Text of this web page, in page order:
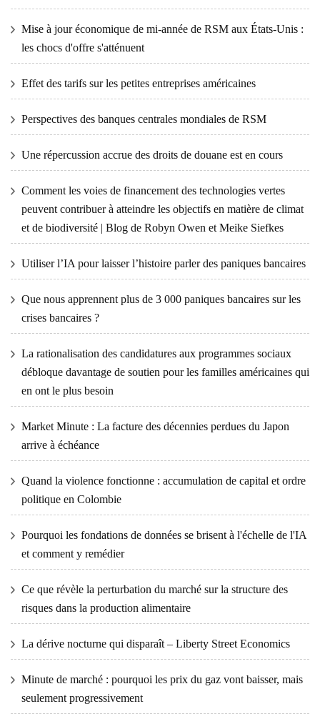
Mise à jour économique de mi-année de RSM aux États-Unis :
les chocs d'offre s'atténuent
Effet des tarifs sur les petites entreprises américaines
Perspectives des banques centrales mondiales de RSM
Une répercussion accrue des droits de douane est en cours
Comment les voies de financement des technologies vertes
peuvent contribuer à atteindre les objectifs en matière de climat
et de biodiversité | Blog de Robyn Owen et Meike Siefkes
Utiliser l’IA pour laisser l’histoire parler des paniques bancaires
Que nous apprennent plus de 3 000 paniques bancaires sur les
crises bancaires ?
La rationalisation des candidatures aux programmes sociaux
débloque davantage de soutien pour les familles américaines qui
en ont le plus besoin
Market Minute : La facture des décennies perdues du Japon
arrive à échéance
Quand la violence fonctionne : accumulation de capital et ordre
politique en Colombie
Pourquoi les fondations de données se brisent à l'échelle de l'IA
et comment y remédier
Ce que révèle la perturbation du marché sur la structure des
risques dans la production alimentaire
La dérive nocturne qui disparaît – Liberty Street Economics
Minute de marché : pourquoi les prix du gaz vont baisser, mais
seulement progressivement